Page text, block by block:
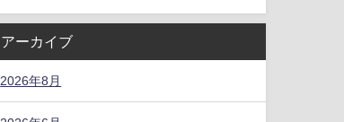
アーカイブ
2026年8月